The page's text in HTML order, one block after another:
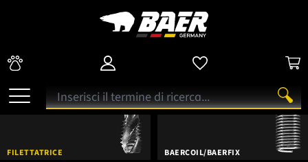
FILETTATRICE BAERCOIL/BAERFIX